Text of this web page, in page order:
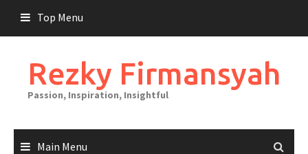
content
Top Menu
Rezky Firmansyah
Passion, Inspiration, Insightful
Main Menu